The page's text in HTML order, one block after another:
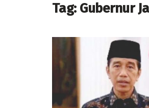
Tag: Gubernur